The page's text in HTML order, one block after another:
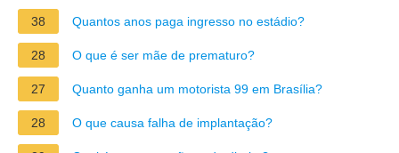
38 Quantos anos paga ingresso no estádio?
28 O que é ser mãe de prematuro?
27 Quanto ganha um motorista 99 em Brasília?
28 O que causa falha de implantação?